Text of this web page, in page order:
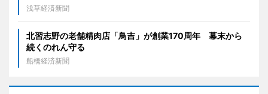
浅草経済新聞
北習志野の老舗精肉店「鳥吉」が創業170周年 幕末から
続くのれん守る
船橋経済新聞